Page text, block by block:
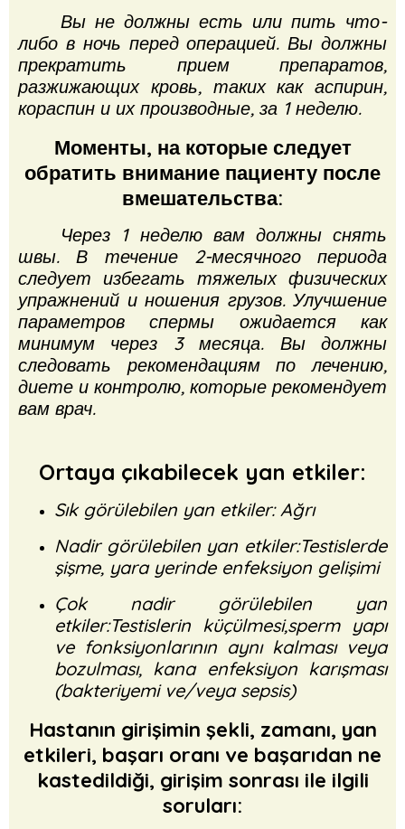
Вы не должны есть или пить что-
либо в ночь перед операцией.Вы должны
прекратить прием препаратов,
разжижающих кровь, таких как аспирин,
кораспин и их производные, за 1 неделю.
Моменты, на которые следует
обратить внимание пациенту после
вмешательства:
Через 1 неделю вам должны снять
швы.В течение 2-месячного периода
следует избегать тяжелых физических
упражнений и ношения грузов. Улучшение
параметров спермы ожидается как
минимум через 3 месяца. Вы должны
следовать рекомендациям по лечению,
диете и контролю, которые рекомендует
вам врач.
Ortaya çıkabilecek yan etkiler:
Sık görülebilen yan etkiler: Ağrı
Nadir görülebilen yan etkiler:Testislerde
şişme, yara yerinde enfeksiyon gelişimi
Çok nadir görülebilen yan
etkiler:Testislerin küçülmesi,sperm yapı
ve fonksiyonlarının aynı kalması veya
bozulması, kana enfeksiyon karışması
(bakteriyemi ve/veya sepsis)
Hastanın girişimin şekli, zamanı, yan
etkileri, başarı oranı ve başarıdan ne
kastedildiği, girişim sonrası ile ilgili
soruları: